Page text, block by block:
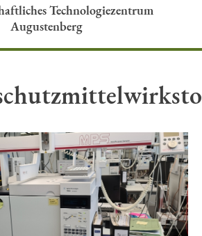
Technologiezentrum
Augustenberg